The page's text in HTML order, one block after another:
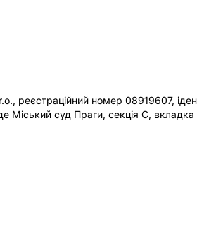
реєстраційний номер 08919607,
Міський суд Праги, секція C,